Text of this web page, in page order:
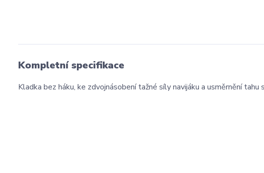
Kompletní specifikace
Kladka bez háku, ke zdvojnásobení tažné síly navijáku a usměrnění